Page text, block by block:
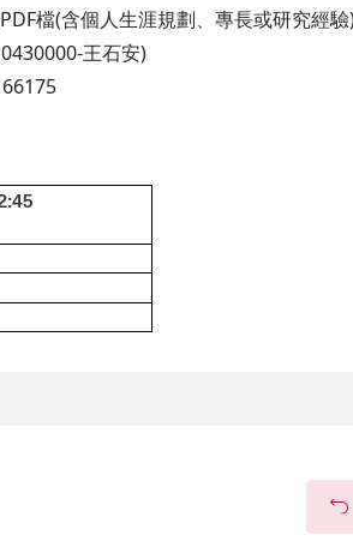
檔(含個人生涯規劃、專長或研究
王石安)